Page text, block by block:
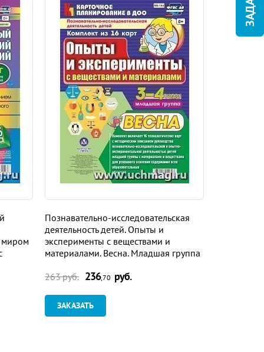
миром
Познавательно-исследовательская
деятельность детей. Опыты и
эксперименты с веществами и
материалами. Весна. Младшая группа
263 руб. 236,70 руб.
ЗАКАЗАТЬ